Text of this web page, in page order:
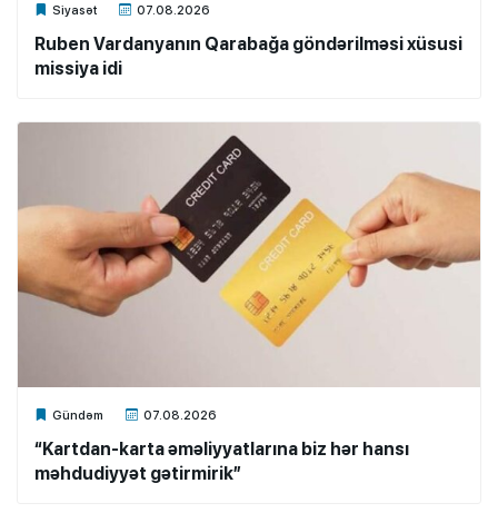
Siyasət 07.08.2026
Xalq.Online
Ruben Vardanyanın Qarabağa göndərilməsi xüsusi
missiya idi
Gündəm 07.08.2026
Xalq.Online
“Kartdan-karta əməliyyatlarına biz hər hansı
məhdudiyyət gətirmirik”